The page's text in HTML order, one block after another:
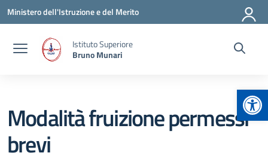
Vai ai contenuti
Vai al menu di navigazione
Vai al footer
Ministero dell'Istruzione e del Merito
Istituto Superiore
Bruno Munari
Modalità fruizione permessi
brevi